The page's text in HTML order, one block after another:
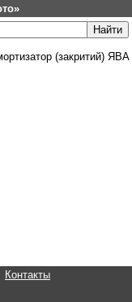
(закритий) ЯВА
Контакты